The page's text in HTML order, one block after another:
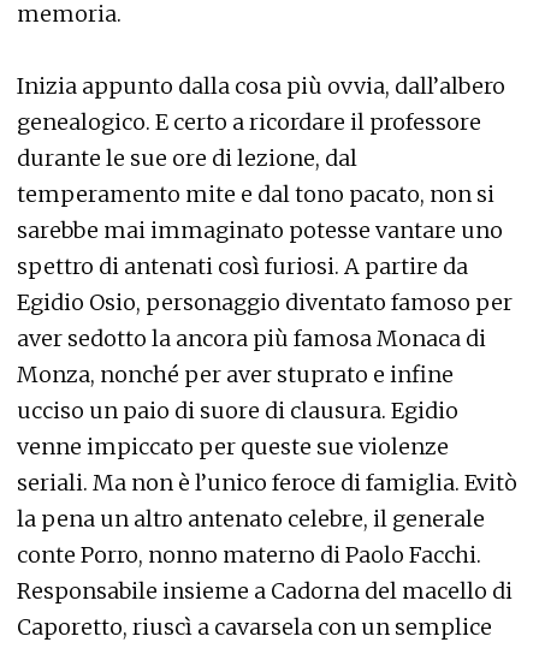
memoria.
Inizia appunto dalla cosa più ovvia, dall’albero
genealogico. E certo a ricordare il professore
durante le sue ore di lezione, dal
temperamento mite e dal tono pacato, non si
sarebbe mai immaginato potesse vantare uno
spettro di antenati così furiosi. A partire da
Egidio Osio, personaggio diventato famoso per
aver sedotto la ancora più famosa Monaca di
Monza, nonché per aver stuprato e infine
ucciso un paio di suore di clausura. Egidio
venne impiccato per queste sue violenze
seriali. Ma non è l’unico feroce di famiglia. Evitò
la pena un altro antenato celebre, il generale
conte Porro, nonno materno di Paolo Facchi.
Responsabile insieme a Cadorna del macello di
Caporetto, riuscì a cavarsela con un semplice